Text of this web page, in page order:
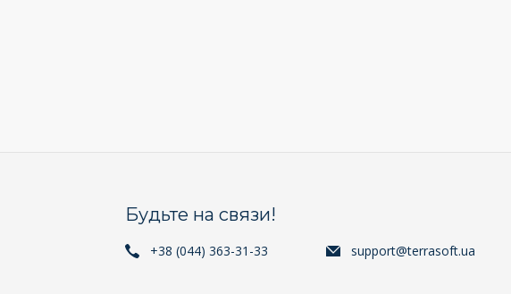
Будьте на связи!
+38 (044) 363-31-33 support@terrasoft.ua